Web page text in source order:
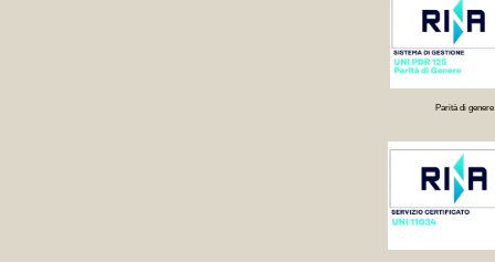
Parità di genere